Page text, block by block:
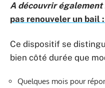
A découvrir également
pas renouveler un bail
Ce dispositif se
bien côté durée que
Quelques mois pour